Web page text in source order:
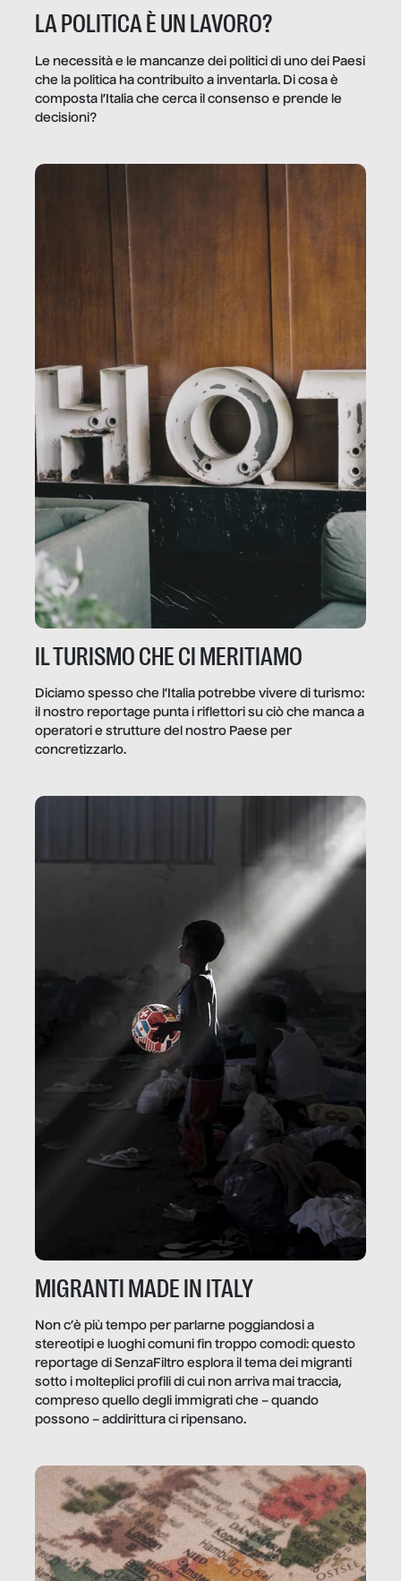
LA POLITICA È UN LAVORO?
Le necessità e le mancanze dei politici di uno dei Paesi
che la politica ha contribuito a inventarla. Di cosa è
composta l’Italia che cerca il consenso e prende le
decisioni?
IL TURISMO CHE CI MERITIAMO
Diciamo spesso che l’Italia potrebbe vivere di turismo:
il nostro reportage punta i riflettori su ciò che manca a
operatori e strutture del nostro Paese per
concretizzarlo.
MIGRANTI MADE IN ITALY
Non c’è più tempo per parlarne poggiandosi a
stereotipi e luoghi comuni fin troppo comodi: questo
reportage di SenzaFiltro esplora il tema dei migranti
sotto i molteplici profili di cui non arriva mai traccia,
compreso quello degli immigrati che – quando
possono – addirittura ci ripensano.